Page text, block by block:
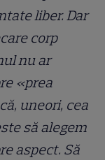
liber. Dar
corp
nu ar
«prea
uneori, cea
să alegem
aspect. Să